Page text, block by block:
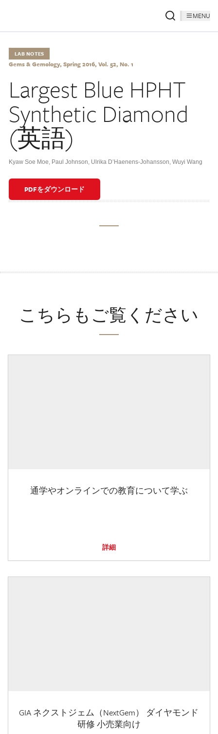
MENU
LAB NOTES
Gems & Gemology, Spring 2016, Vol. 52, No. 1
Largest Blue HPHT
Synthetic Diamond
(英語)
Kyaw Soe Moe, Paul Johnson, Ulrika D’Haenens-Johansson, Wuyi Wang
PDFをダウンロード
こちらもご覧ください
通学やオンラインでの教育について学ぶ
詳細
GIA ネクストジェム（NextGem） ダイヤモンド
研修 小売業向け